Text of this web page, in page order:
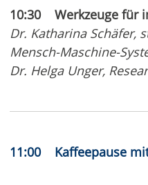
10:30 Werkzeuge für
Dr. Katharina Schäfer,
Mensch-Maschine-
Dr. Helga Unger,
11:00 Kaffeepause